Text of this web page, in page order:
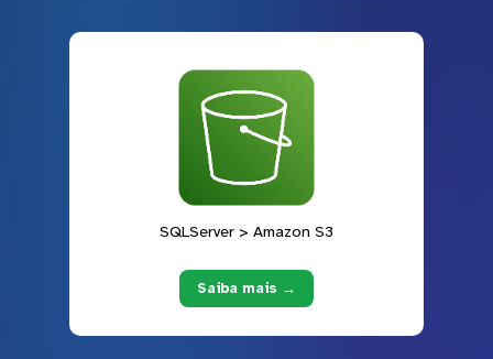
SQLServer > Amazon S3
Saiba mais →